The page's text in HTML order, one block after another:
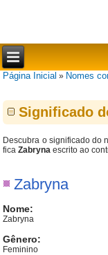
Página Inicial » Nomes
Significado
Descubra o significado do
ficaZabryna escrito ao
Zabryna
Nome:
Zabryna
Gênero:
Feminino